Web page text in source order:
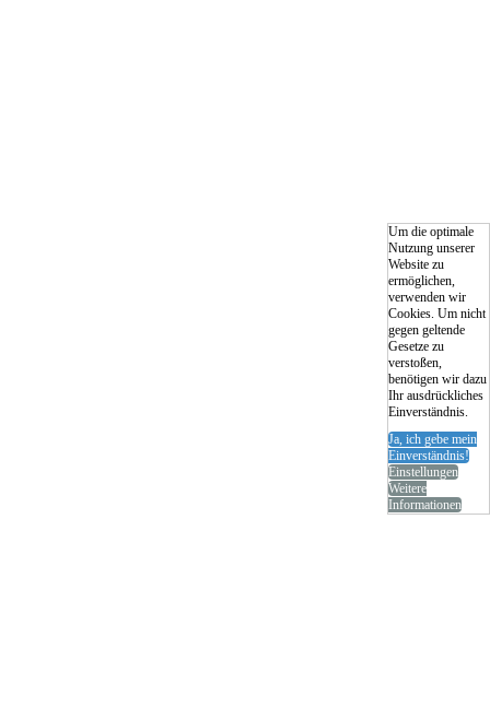
Um die optimale
Nutzung unserer
Website zu
ermöglichen,
verwenden wir
Cookies. Um nicht
gegen geltende
Gesetze zu
verstoßen,
benötigen wir dazu
Ihr ausdrückliches
Einverständnis.
Ja, ich gebe mein
Einverständnis!
Einstellungen
Weitere
Informationen